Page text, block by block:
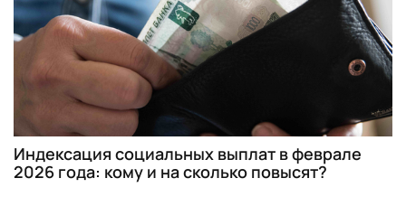
Индексация социальных выплат в феврале
2026 года: кому и на сколько повысят?